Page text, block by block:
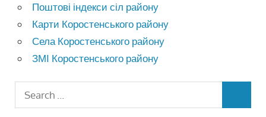
Поштові індекси сіл району
Карти Коростенського району
Села Коростенського району
ЗМІ Коростенського району